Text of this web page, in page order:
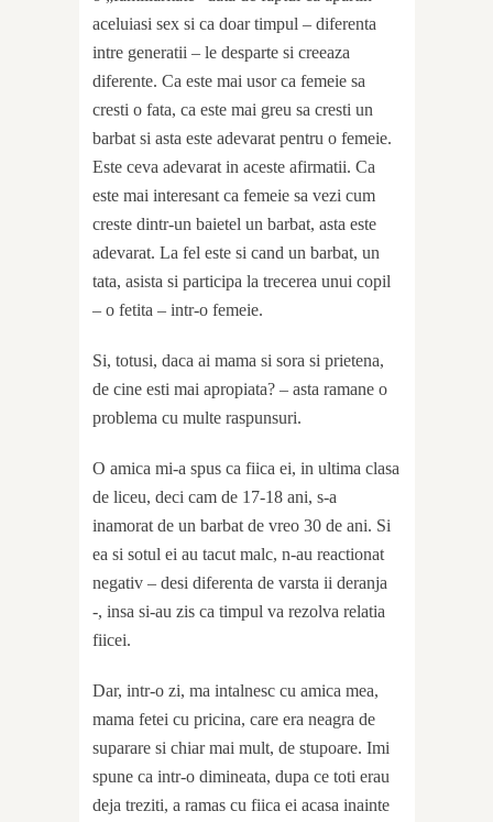
aceluiasi sex si ca doar timpul – diferenta
intre generatii – le desparte si creeaza
diferente. Ca este mai usor ca femeie sa
cresti o fata, ca este mai greu sa cresti un
barbat si asta este adevarat pentru o femeie.
Este ceva adevarat in aceste afirmatii. Ca
este mai interesant ca femeie sa vezi cum
creste dintr-un baietel un barbat, asta este
adevarat. La fel este si cand un barbat, un
tata, asista si participa la trecerea unui copil
– o fetita – intr-o femeie.
Si, totusi, daca ai mama si sora si prietena,
de cine esti mai apropiata? – asta ramane o
problema cu multe raspunsuri.
O amica mi-a spus ca fiica ei, in ultima clasa
de liceu, deci cam de 17-18 ani, s-a
inamorat de un barbat de vreo 30 de ani. Si
ea si sotul ei au tacut malc, n-au reactionat
negativ – desi diferenta de varsta ii deranja
-, insa si-au zis ca timpul va rezolva relatia
fiicei.
Dar, intr-o zi, ma intalnesc cu amica mea,
mama fetei cu pricina, care era neagra de
suparare si chiar mai mult, de stupoare. Imi
spune ca intr-o dimineata, dupa ce toti erau
deja treziti, a ramas cu fiica ei acasa inainte